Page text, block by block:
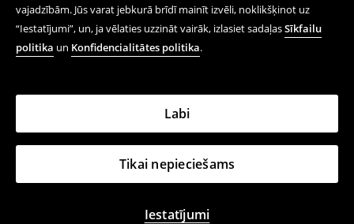
vajadzībām. Jūs varat jebkurā brīdī mainīt izvēli, noklikšķinot uz
“Iestatījumi”, un, ja vēlaties uzzināt vairāk, izlasiet sadaļasSīkfailu
politika un Konfidencialitātes politika.
Tikai nepieciešams
Iestatījumi
Labi